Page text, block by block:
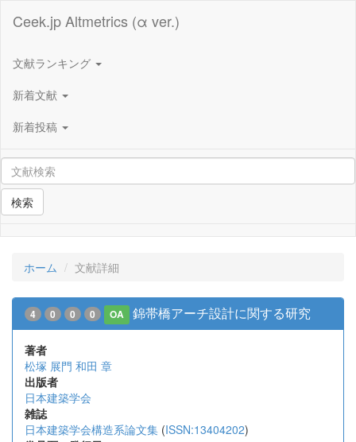
Ceek.jp Altmetrics (α ver.)
文献ランキング
新着文献
新着投稿
検索
ホーム 文献詳細
4 0 0 0 OA 錦帯橋アーチ設計に関する研究
著者
松塚 展門 和田 章
出版者
日本建築学会
雑誌
日本建築学会構造系論文集 (ISSN:13404202)